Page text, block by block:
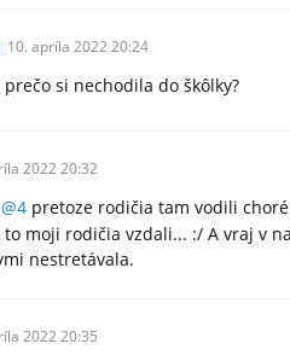
10. apríla 2022 20:24
prečo si nechodila do škôlky?
2022 20:32
@4 pretoze rodičia tam vodili
moji rodičia vzdali... :/ A vraj v
nestretávala.
2022 20:35